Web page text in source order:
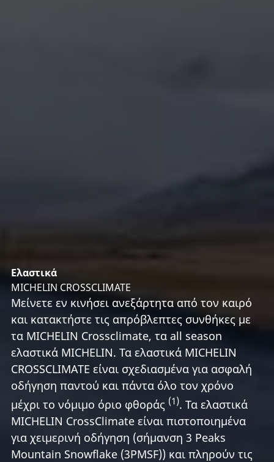
Ελαστικά
MICHELIN CROSSCLIMATE
Μείνετε εν κινήσει ανεξάρτητα από τον καιρό
και κατακτήστε τις απρόβλεπτες συνθήκες με
τα MICHELIN Crossclimate, τα all season
ελαστικά MICHELIN. Τα ελαστικά MICHELIN
CROSSCLIMATE είναι σχεδιασμένα για ασφαλή
οδήγηση παντού και πάντα όλο τον χρόνο
μέχρι το νόμιμο όριο φθοράς (1). Τα ελαστικά
MICHELIN CrossClimate είναι πιστοποιημένα
για χειμερινή οδήγηση (σήμανση 3 Peaks
Mountain Snowflake (3PMSF)) και πληρούν τις